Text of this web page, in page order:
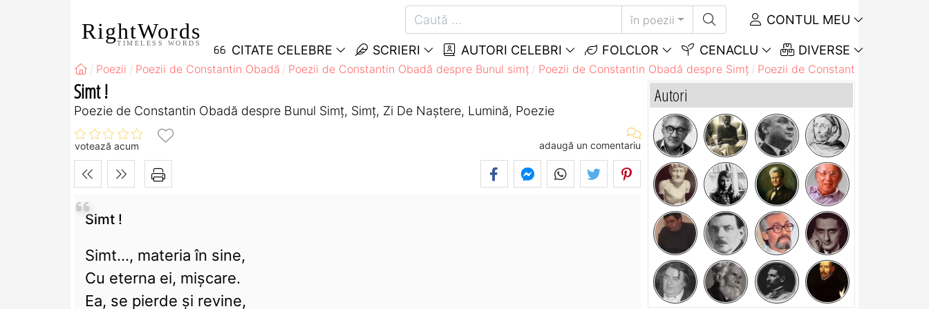
RightWords
TIMELESS WORDS
în poezii CONTUL MEU
CITATE CELEBRE SCRIERI AUTORI CELEBRI FOLCLOR CENACLU DIVERSE
Poezii Poezii de Constantin Obadă Poezii de Constantin Obadă despre Bunul simț Poezii de Constantin Obadă despre Simț Poezii de Constantin Obadă
Simt !
Poezie de Constantin Obadă despre Bunul Simț, Simț, Zi De Naștere, Lumină, Poezie
votează acum adaugă un comentariu
Simt !
Simt..., materia în sine,
Cu eterna ei, mișcare.
Ea, se pierde și revine,
Autori